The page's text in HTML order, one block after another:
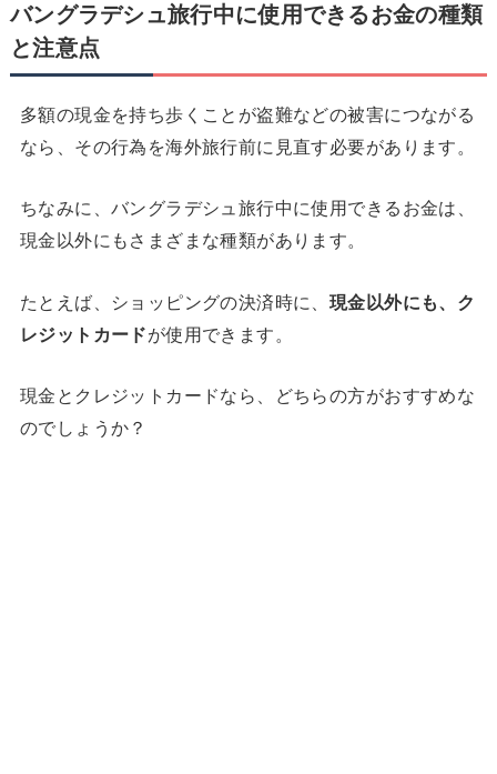
バングラデシュ旅行中に使用できるお金の種類
と注意点
多額の現金を持ち歩くことが盗難などの被害につながる
なら、その行為を海外旅行前に見直す必要があります。
ちなみに、バングラデシュ旅行中に使用できるお金は、
現金以外にもさまざまな種類があります。
たとえば、ショッピングの決済時に、 現金以外にも、ク
レジットカードが使用できます。
現金とクレジットカードなら、どちらの方がおすすめな
のでしょうか？